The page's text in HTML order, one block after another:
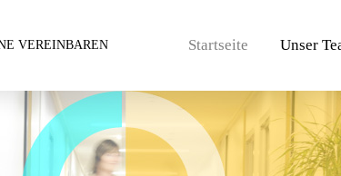
VEREINBAREN Startseite Unser